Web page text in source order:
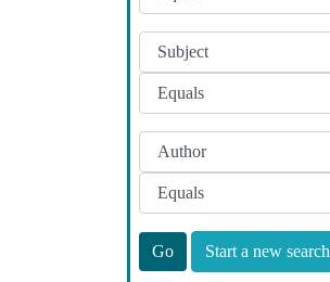
Start a new search